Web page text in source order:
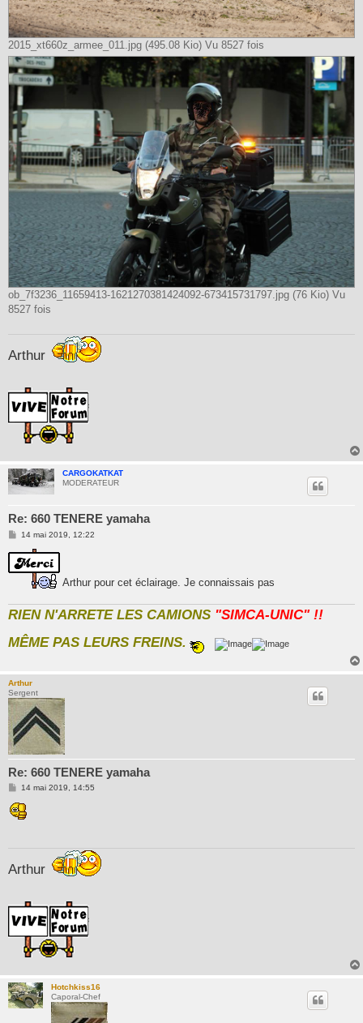
2015_xt660z_armee_011.jpg (495.08 Kio) Vu 8527 fois
ob_7f3236_11659413-1621270381424092-673415731797.jpg (76 Kio) Vu
8527 fois
Arthur
CARGOKATKAT
MODERATEUR
Re: 660 TENERE yamaha
M
s
s
a
14 mai 2019, 12:22
Arthur pour cet éclairage. Je connaissais pas
RIEN N'ARRETE LES CAMIONS "SIMCA-UNIC" !!
MÊME PAS LEURS FREINS.
Arthur
Sergent
Re: 660 TENERE yamaha
M
s
s
14 mai 2019, 14:55
Arthur
Hotchkiss16
Caporal-Chef